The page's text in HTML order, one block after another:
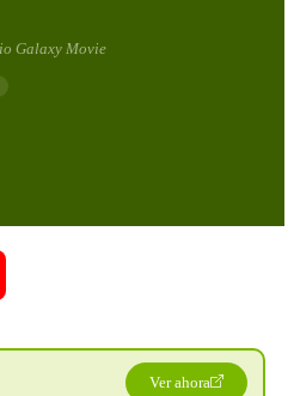
Galaxy Movie
Ver ahora